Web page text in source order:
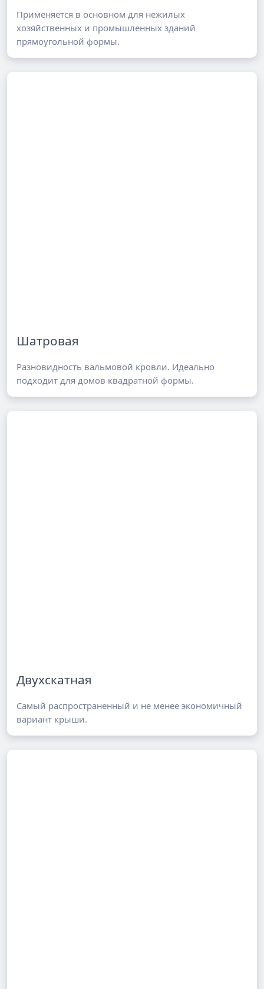
Применяется в основном для нежилых
хозяйственных и промышленных зданий
прямоугольной формы.
Шатровая
Разновидность вальмовой кровли. Идеально
подходит для домов квадратной формы.
Двухскатная
Самый распространенный и не менее экономичный
вариант крыши.